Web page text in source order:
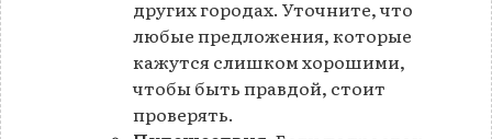
других городах. Уточните, что
любые предложения, которые
кажутся слишком хорошими,
чтобы быть правдой, стоит
проверять.